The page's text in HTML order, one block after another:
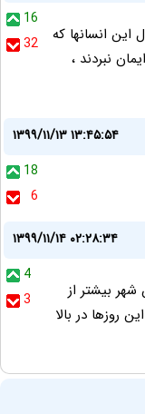
16
32
انسانها که
نبردند ،
۱۳۹۹/۱۱/۱۳ ۱۳:۴۵:۵۴
18
6
۱۳۹۹/۱۱/۱۴ ۰۲:۲۸:۳۴
4
3
بیشتر از
روزها در بالا